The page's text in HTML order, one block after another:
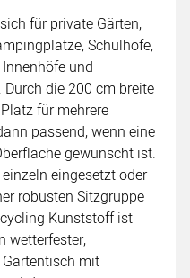
für private Gärten,
Schulhöfe,
und
die 200 cm breite
für mehrere
passend, wenn eine
gewünscht ist.
eingesetzt oder
robusten Sitzgruppe
Kunststoff ist
wetterfester,
mit